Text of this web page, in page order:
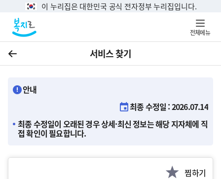
이 누리집은 대한민국 공식 전자정부 누리집입니다.
전체메뉴
이전 서비스 찾기
안내
최종 수정일 : 2026.07.14
최종 수정일이 오래된 경우 상세·최신 정보는 해당 지자체에 직
접 확인이 필요합니다.
찜하기